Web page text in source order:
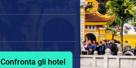
Confronta gli hotel